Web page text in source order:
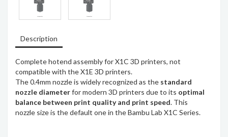
Description
Complete hotend assembly for X1C 3D printers, not
compatible with the X1E 3D printers.
The 0.4mm nozzle is widely recognized as the standard
nozzle diameterfor modern 3D printers due to its optimal
balance between print quality and print speed. This
nozzle size is the default one in the Bambu Lab X1C Series.